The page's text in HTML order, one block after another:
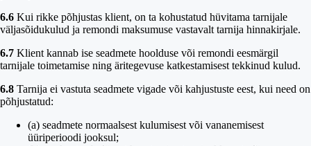
6.6 Kui rikke põhjustas klient, on ta kohustatud hüvitama tarnijale
väljasõidukulud ja remondi maksumuse vastavalt tarnija hinnakirjale.
6.7 Klient kannab ise seadmete hoolduse või remondi eesmärgil
tarnijale toimetamise ning äritegevuse katkestamisest tekkinud kulud.
6.8 Tarnija ei vastuta seadmete vigade või kahjustuste eest, kui need on
põhjustatud:
(a) seadmete normaalsest kulumisest või vananemisest
üüriperioodi jooksul;